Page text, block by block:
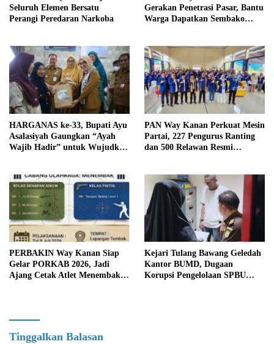
Seluruh Elemen Bersatu
Perangi Peredaran Narkoba
Gerakan Penetrasi Pasar, Bantu
Warga Dapatkan Sembako
HARGANAS ke-33, Bupati Ayu
Asalasiyah Gaungkan “Ayah
Wajib Hadir” untuk Wujudkan
PAN Way Kanan Perkuat Mesin
Partai, 227 Pengurus Ranting
dan 500 Relawan Resmi
PERBAKIN Way Kanan Siap
Gelar PORKAB 2026, Jadi
Ajang Cetak Atlet Menembak
Kejari Tulang Bawang Geledah
Kantor BUMD, Dugaan
Korupsi Pengelolaan SPBU
Tinggalkan Balasan